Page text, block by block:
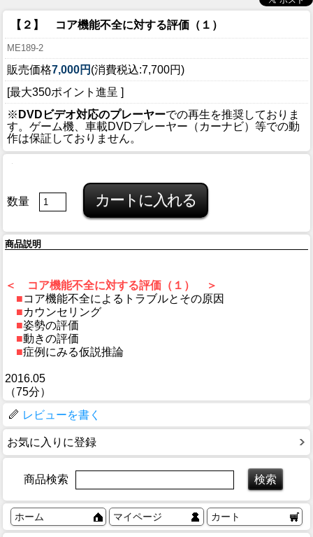
【２】 コア機能不全に対する評価（１）
ME189-2
販売価格7,000円 (消費税込:7,700円)
[最大350ポイント進呈 ]
※ DVDビデオ対応のプレーヤーでの再生を推奨しておりま
す。ゲーム機、車載DVDプレーヤー（カーナビ）等での動
作は保証しておりません。
数量
商品説明
＜ コア機能不全に対する評価（１） ＞
■コア機能不全によるトラブルとその原因
■カウンセリング
■姿勢の評価
■動きの評価
■症例にみる仮説推論
2016.05
（75分）
レビューを書く
お気に入りに登録
商品検索
ホーム マイページ カート